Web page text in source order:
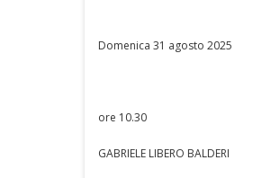
Domenica 31 agosto 2025
ore 10.30
GABRIELE LIBERO BALDERI